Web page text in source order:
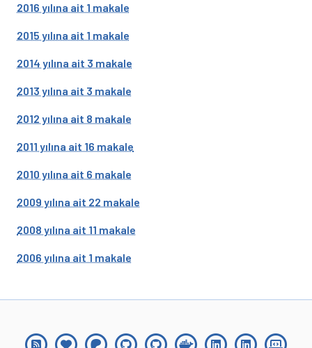
2016 yılına ait 1 makale
2015 yılına ait 1 makale
2014 yılına ait 3 makale
2013 yılına ait 3 makale
2012 yılına ait 8 makale
2011 yılına ait 16 makale
2010 yılına ait 6 makale
2009 yılına ait 22 makale
2008 yılına ait 11 makale
2006 yılına ait 1 makale